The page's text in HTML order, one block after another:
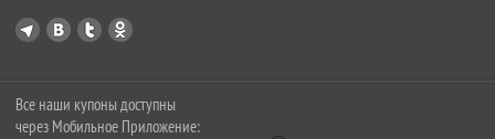
Все наши купоны доступны
через Мобильное Приложение: